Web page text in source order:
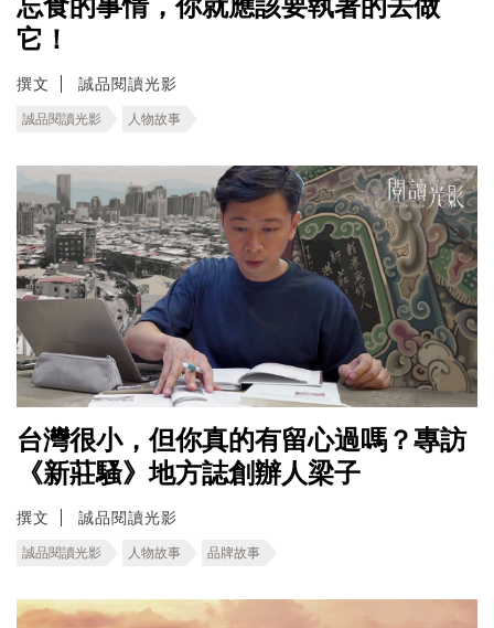
忘食的事情，你就應該要執著的去做
它！
撰文 誠品閱讀光影
誠品閱讀光影 人物故事
台灣很小，但你真的有留心過嗎？專訪
《新莊騷》地方誌創辦人梁子
撰文 誠品閱讀光影
誠品閱讀光影 人物故事 品牌故事